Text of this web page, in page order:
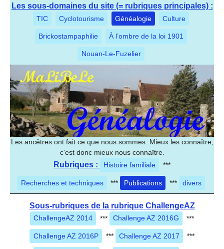
Les sous-domaines du site (= rubriques principales) :
TIC Cyclotourisme Généalogie Culture
Brickostampaphilie À l’ombre de la loi 1901
Nouan-Le-Fuzelier
Les ancêtres ont fait ce que nous sommes. Mieux les connaître,
c'est donc mieux nous connaître.
Rubriques : Histoire familiale ***
Recherches et techniques *** Publications *** divers
Sous-rubriques de la rubrique ChallengeAZ
ChallengeAZ 2014 *** Challenge AZ 2016G ***
Challenge AZ 2016P *** Challenge AZ 2017 ***